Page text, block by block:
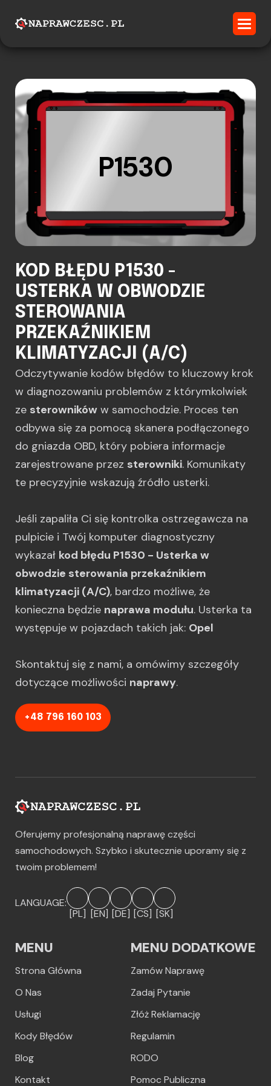
P1530
KOD BŁĘDU P1530 -
USTERKA W OBWODZIE
STEROWANIA
PRZEKAŹNIKIEM
KLIMATYZACJI (A/C)
Odczytywanie kodów błędów to kluczowy krok
w diagnozowaniu problemów z którymkolwiek
ze sterowników w samochodzie. Proces ten
odbywa się za pomocą skanera podłączonego
do gniazda OBD, który pobiera informacje
zarejestrowane przez sterowniki. Komunikaty
te precyzyjnie wskazują źródło usterki.
Jeśli zapaliła Ci się kontrolka ostrzegawcza na
pulpicie i Twój komputer diagnostyczny
wykazał kod błędu P1530 - Usterka w
obwodzie sterowania przekaźnikiem
klimatyzacji (A/C), bardzo możliwe, że
konieczna będzie naprawa modułu. Usterka ta
występuje w pojazdach takich jak: Opel
Skontaktuj się z nami, a omówimy szczegóły
dotyczące możliwości naprawy.
+48 796 160 103
Oferujemy profesjonalną naprawę części
samochodowych. Szybko i skutecznie uporamy się z
twoim problemem!
LANGUAGE:
[PL] [EN] [DE] [CS] [SK]
MENU
Strona Główna
O Nas
Usługi
Kody Błędów
Blog
Kontakt
MENU DODATKOWE
Zamów Naprawę
Zadaj Pytanie
Złóż Reklamację
Regulamin
RODO
Pomoc Publiczna